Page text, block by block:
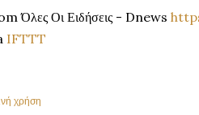
Όλες Οι Ειδήσεις - Dnews
IFTTT
χρήση